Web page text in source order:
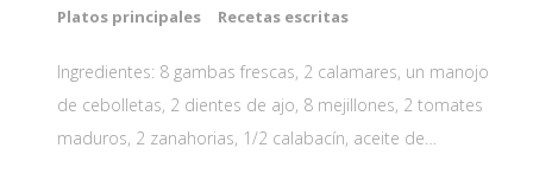
Platos principales Recetas escritas
Ingredientes: 8 gambas frescas, 2 calamares, un manojo
de cebolletas, 2 dientes de ajo, 8 mejillones, 2 tomates
maduros, 2 zanahorias, 1/2 calabacín, aceite de…